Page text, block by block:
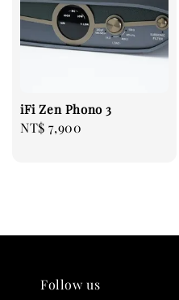
iFi Zen Phono 3
Regular
NT$ 7,900
Follow us